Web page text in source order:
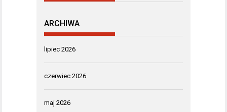
ARCHIWA
lipiec 2026
czerwiec 2026
maj 2026